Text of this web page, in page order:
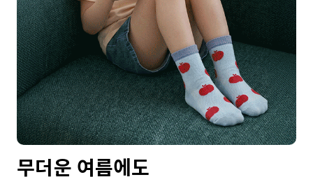
무더운 여름에도